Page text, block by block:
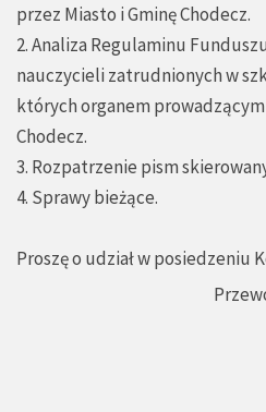
przez Miasto i Gminę Chodecz.
2. Analiza Regulaminu
nauczycieli zatrudnionych w
których organem
Chodecz.
3. Rozpatrzenie pism
4. Sprawy bieżące.
Proszę o udział w posiedzeniu